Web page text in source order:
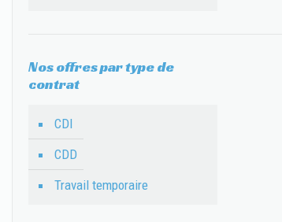
Nos offres par type de
contrat
CDI
CDD
Travail temporaire